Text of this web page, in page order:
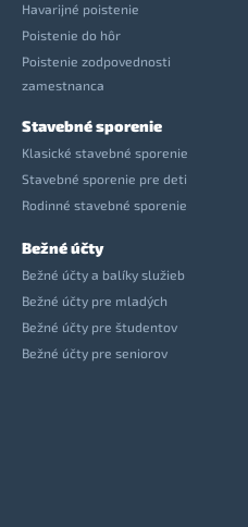
Havarijné poistenie
Poistenie do hôr
Poistenie zodpovednosti
zamestnanca
Stavebné sporenie
Klasické stavebné sporenie
Stavebné sporenie pre deti
Rodinné stavebné sporenie
Bežné účty
Bežné účty a balíky služieb
Bežné účty pre mladých
Bežné účty pre študentov
Bežné účty pre seniorov